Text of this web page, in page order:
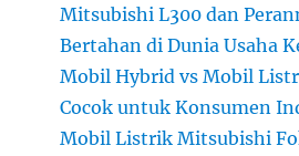
Mitsubishi L300 dan
Bertahan di Dunia Usaha
Mobil Hybrid vs Mobil
Cocok untuk Konsumen
Mobil Listrik Mitsubishi